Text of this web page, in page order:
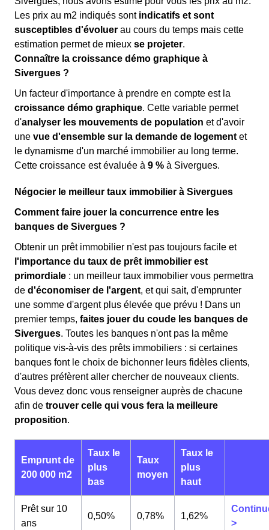
Les prix au m2 indiqués sont indicatifs et sont
susceptibles d'évoluer au cours du temps mais cette
estimation permet de mieux se projeter.
Connaître la croissance démo graphique à
Sivergues ?
Un facteur d'importance à prendre en compte est la
croissance démo graphique. Cette variable permet
d'analyser les mouvements de population et d'avoir
une vue d'ensemble sur la demande de logement et
le dynamisme d'un marché immobilier au long terme.
Cette croissance est évaluée à 9 % à Sivergues.
Négocier le meilleur taux immobilier à Sivergues
Comment faire jouer la concurrence entre les
banques de Sivergues ?
Obtenir un prêt immobilier n'est pas toujours facile et
l'importance du taux de prêt immobilier est
primordiale : un meilleur taux immobilier vous permettra
de d'économiser de l'argent, et qui sait, d'emprunter
une somme d'argent plus élevée que prévu ! Dans un
premier temps, faites jouer du coude les banques de
Sivergues. Toutes les banques n'ont pas la même
politique vis-à-vis des prêts immobiliers : si certaines
banques font le choix de bichonner leurs fidèles clients,
d'autres préfèrent aller chercher de nouveaux clients.
Vous devez donc vous renseigner auprès de chacune
afin de trouver celle qui vous fera la meilleure
proposition.
Emprunt de
200 000 m2
Taux le
plus
bas
Taux
moyen
Taux le
plus
haut
Prêt sur 10
ans
0,50% 0,78% 1,62%
>